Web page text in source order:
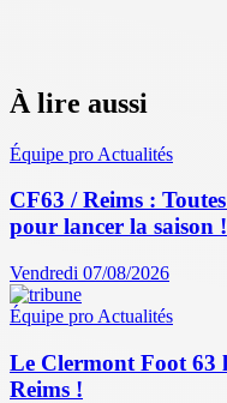
À lire aussi
Équipe pro Actualités
CF63 / Reims :
pour lancer la saison !
Vendredi 07/08/2026
Équipe pro Actualités
Le Clermont Foot 63
Reims !